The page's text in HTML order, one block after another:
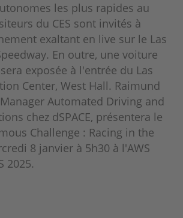
les plus rapides au
du CES sont invités à
exaltant en live sur le Las
En outre, une voiture
exposée à l'entrée du Las
Center, West Hall. Raimund
Automated Driving and
chez dSPACE, présentera le
Challenge : Racing in the
8 janvier à 5h30 à l'AWS
2025.